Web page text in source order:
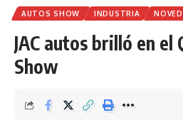
AUTOS SHOW INDUSTRIA
JAC autos brilló en
Show